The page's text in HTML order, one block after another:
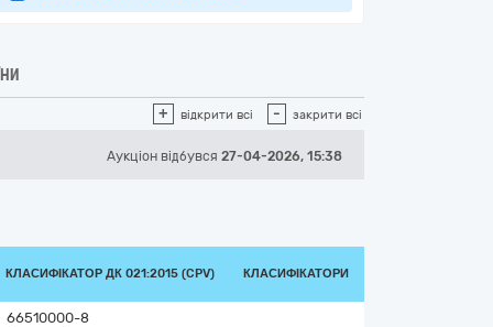
+ відкрити всі - закрити всі
Аукціон відбувся 27-04-2026, 15:38
КЛАСИФІКАТОР ДК 021:2015 (CPV) КЛАСИФІКАТОРИ
66510000-8